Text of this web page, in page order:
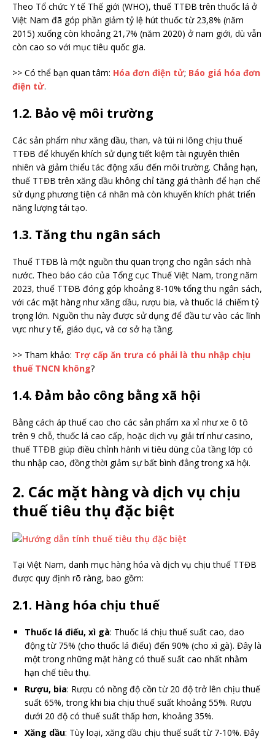
Theo Tổ chức Y tế Thế giới (WHO), thuế TTĐB trên thuốc lá ở
Việt Nam đã góp phần giảm tỷ lệ hút thuốc từ 23,8% (năm
2015) xuống còn khoảng 21,7% (năm 2020) ở nam giới, dù vẫn
còn cao so với mục tiêu quốc gia.
>> Có thể bạn quan tâm: Hóa đơn điện tử; Báo giá hóa đơn
điện tử.
1.2. Bảo vệ môi trường
Các sản phẩm như xăng dầu, than, và túi ni lông chịu thuế
TTĐB để khuyến khích sử dụng tiết kiệm tài nguyên thiên
nhiên và giảm thiểu tác động xấu đến môi trường. Chẳng hạn,
thuế TTĐB trên xăng dầu không chỉ tăng giá thành để hạn chế
sử dụng phương tiện cá nhân mà còn khuyến khích phát triển
năng lượng tái tạo.
1.3. Tăng thu ngân sách
Thuế TTĐB là một nguồn thu quan trọng cho ngân sách nhà
nước. Theo báo cáo của Tổng cục Thuế Việt Nam, trong năm
2023, thuế TTĐB đóng góp khoảng 8-10% tổng thu ngân sách,
với các mặt hàng như xăng dầu, rượu bia, và thuốc lá chiếm tỷ
trọng lớn. Nguồn thu này được sử dụng để đầu tư vào các lĩnh
vực như y tế, giáo dục, và cơ sở hạ tầng.
>> Tham khảo: Trợ cấp ăn trưa có phải là thu nhập chịu
thuế TNCN không?
1.4. Đảm bảo công bằng xã hội
Bằng cách áp thuế cao cho các sản phẩm xa xỉ như xe ô tô
trên 9 chỗ, thuốc lá cao cấp, hoặc dịch vụ giải trí như casino,
thuế TTĐB giúp điều chỉnh hành vi tiêu dùng của tầng lớp có
thu nhập cao, đồng thời giảm sự bất bình đẳng trong xã hội.
2. Các mặt hàng và dịch vụ chịu
thuế tiêu thụ đặc biệt
Tại Việt Nam, danh mục hàng hóa và dịch vụ chịu thuế TTĐB
được quy định rõ ràng, bao gồm:
2.1. Hàng hóa chịu thuế
Thuốc lá điếu, xì gà: Thuốc lá chịu thuế suất cao, dao
động từ 75% (cho thuốc lá điếu) đến 90% (cho xì gà). Đây là
một trong những mặt hàng có thuế suất cao nhất nhằm
hạn chế tiêu thụ.
Rượu, bia: Rượu có nồng độ cồn từ 20 độ trở lên chịu thuế
suất 65%, trong khi bia chịu thuế suất khoảng 55%. Rượu
dưới 20 độ có thuế suất thấp hơn, khoảng 35%.
Xăng dầu: Tùy loại, xăng dầu chịu thuế suất từ 7-10%. Đây